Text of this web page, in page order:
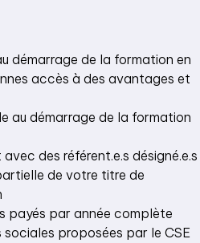
démarrage de la formation en
accès à des avantages et
au démarrage de la formation
des référent.e.s désigné.e.s
de votre titre de
payés par année complète
sociales proposées par le CSE